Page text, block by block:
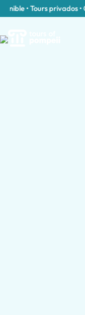
• Tours privados •